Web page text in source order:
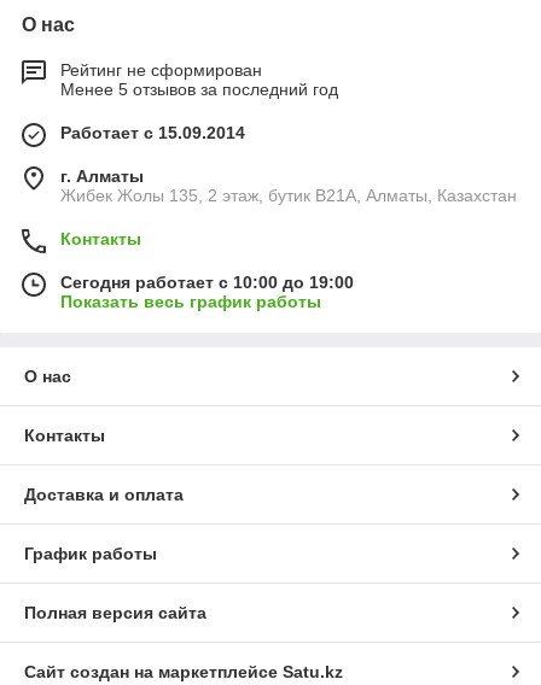
О нас
Рейтинг не сформирован
Менее 5 отзывов за последний год
Работает с 15.09.2014
г. Алматы
Жибек Жолы 135, 2 этаж, бутик B21A, Алматы, Казахстан
Контакты
Сегодня работает с 10:00 до 19:00
Показать весь график работы
О нас
Контакты
Доставка и оплата
График работы
Полная версия сайта
Сайт создан на маркетплейсе Satu.kz